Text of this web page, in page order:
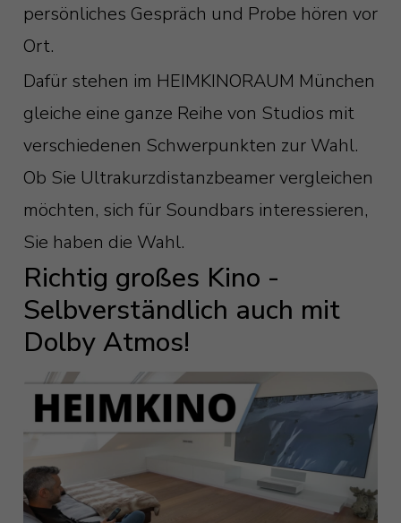
persönliches Gespräch und Probe hören vor
Ort.
Dafür stehen im HEIMKINORAUM München
gleiche eine ganze Reihe von Studios mit
verschiedenen Schwerpunkten zur Wahl.
Ob Sie Ultrakurzdistanzbeamer vergleichen
möchten, sich für Soundbars interessieren,
Sie haben die Wahl.
Richtig großes Kino -
Selbverständlich auch mit
Dolby Atmos!